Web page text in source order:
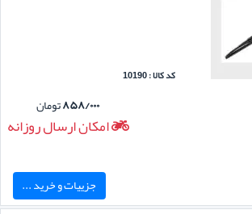
کد کالا : 10190
۸۵۸/۰۰۰تومان
امکان ارسال روزانه
جزییات و خرید ...